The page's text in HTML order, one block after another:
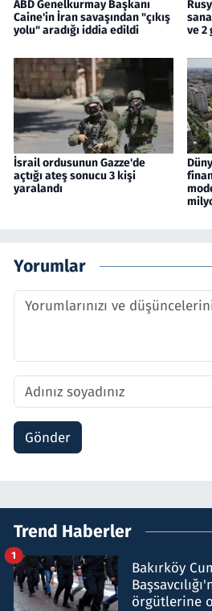
ABD Genelkurmay Başkanı
Caine'in İran savaşından "çıkış
yolu" aradığı iddia edildi
ve 2
İsrail ordusunun Gazze'de
açtığı ateş sonucu 3 kişi
yaralandı
Yorumlar
Gönder
Trend Haberler
Bakırköy
örgütlerine
1